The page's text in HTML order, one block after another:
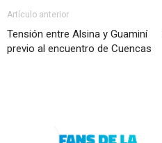
Artículo anterior
Tensión entre Alsina y Guaminí
previo al encuentro de Cuencas